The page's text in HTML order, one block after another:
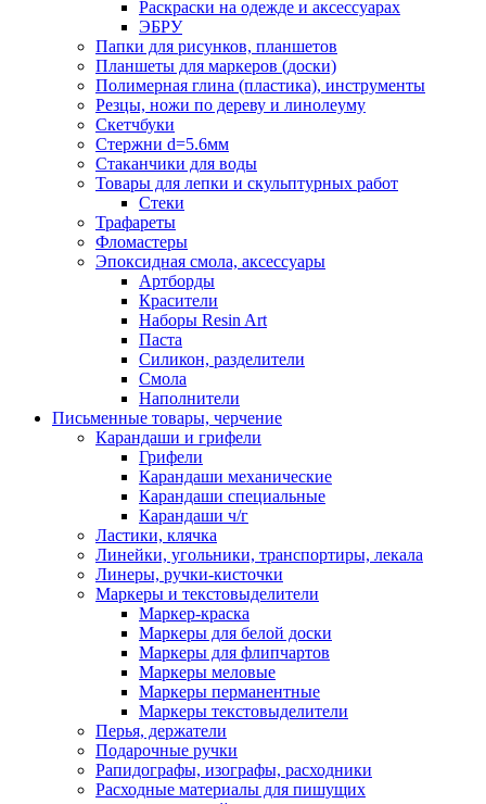
Раскраски на одежде и аксессуарах
ЭБРУ
Папки для рисунков, планшетов
Планшеты для маркеров (доски)
Полимерная глина (пластика), инструменты
Резцы, ножи по дереву и линолеуму
Скетчбуки
Стержни d=5.6мм
Стаканчики для воды
Товары для лепки и скульптурных работ
Стеки
Трафареты
Фломастеры
Эпоксидная смола, аксессуары
Артборды
Красители
Наборы Resin Art
Паста
Силикон, разделители
Смола
Наполнители
Письменные товары, черчение
Карандаши и грифели
Грифели
Карандаши механические
Карандаши специальные
Карандаши ч/г
Ластики, клячка
Линейки, угольники, транспортиры, лекала
Линеры, ручки-кисточки
Маркеры и текстовыделители
Маркер-краска
Маркеры для белой доски
Маркеры для флипчартов
Маркеры меловые
Маркеры перманентные
Маркеры текстовыделители
Перья, держатели
Подарочные ручки
Рапидографы, изографы, расходники
Расходные материалы для пишущих